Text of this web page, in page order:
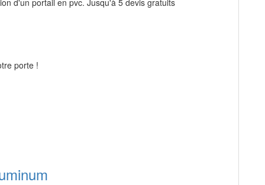
d'un portail en pvc. Jusqu'à 5 devis gratuits
porte !